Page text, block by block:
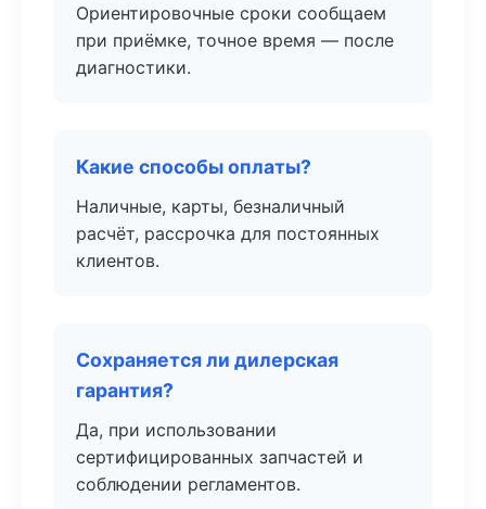
Ориентировочные сроки сообщаем
при приёмке, точное время — после
диагностики.
Какие способы оплаты?
Наличные, карты, безналичный
расчёт, рассрочка для постоянных
клиентов.
Сохраняется ли дилерская
гарантия?
Да, при использовании
сертифицированных запчастей и
соблюдении регламентов.